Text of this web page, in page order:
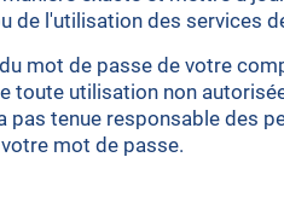
de l'utilisation des services
mot de passe de votre
utilisation non
pas tenue responsable
mot de passe.